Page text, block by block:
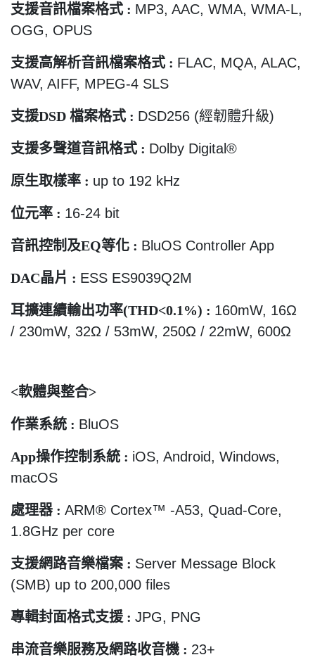
支援音訊檔案格式 : MP3, AAC, WMA, WMA-L,
OGG, OPUS
支援高解析音訊檔案格式 : FLAC, MQA, ALAC,
WAV, AIFF, MPEG-4 SLS
支援DSD 檔案格式 : DSD256 (經韌體升級)
支援多聲道音訊格式 : Dolby Digital®
原生取樣率 : up to 192 kHz
位元率 : 16-24 bit
音訊控制及EQ等化 : BluOS Controller App
DAC晶片 : ESS ES9039Q2M
耳擴連續輸出功率(THD<0.1%) : 160mW, 16Ω
/ 230mW, 32Ω / 53mW, 250Ω / 22mW, 600Ω
<軟體與整合>
作業系統 : BluOS
App操作控制系統 : iOS, Android, Windows,
macOS
處理器 : ARM® Cortex™ -A53, Quad-Core,
1.8GHz per core
支援網路音樂檔案 : Server Message Block
(SMB) up to 200,000 files
專輯封面格式支援 : JPG, PNG
串流音樂服務及網路收音機 : 23+